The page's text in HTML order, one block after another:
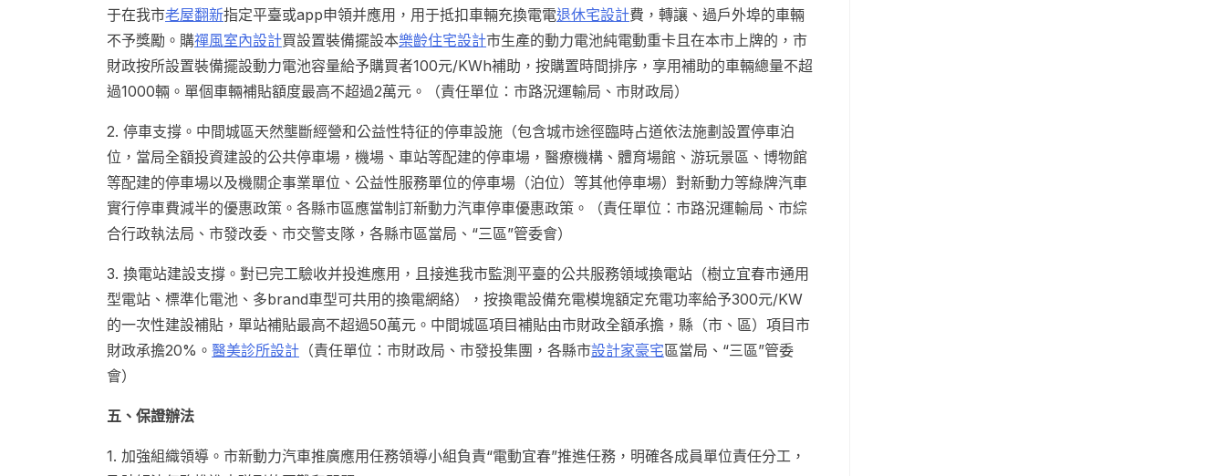
于在我市老屋翻新指定平臺或app申領并應用，用于抵扣車輛充換電電退休宅設計費，轉讓、過戶外埠的車輛
不予獎勵。購禪風室內設計買設置裝備擺設本樂齡住宅設計市生產的動力電池純電動重卡且在本市上牌的，市
財政按所設置裝備擺設動力電池容量給予購買者100元/KWh補助，按購置時間排序，享用補助的車輛總量不超
過1000輛。單個車輛補貼額度最高不超過2萬元。（責任單位：市路況運輸局、市財政局）
2. 停車支撐。中間城區天然壟斷經營和公益性特征的停車設施（包含城市途徑臨時占道依法施劃設置停車泊
位，當局全額投資建設的公共停車場，機場、車站等配建的停車場，醫療機構、體育場館、游玩景區、博物館
等配建的停車場以及機關企事業單位、公益性服務單位的停車場（泊位）等其他停車場）對新動力等綠牌汽車
實行停車費減半的優惠政策。各縣市區應當制訂新動力汽車停車優惠政策。（責任單位：市路況運輸局、市綜
合行政執法局、市發改委、市交警支隊，各縣市區當局、“三區”管委會）
3. 換電站建設支撐。對已完工驗收并投進應用，且接進我市監測平臺的公共服務領域換電站（樹立宜春市通用
型電站、標準化電池、多brand車型可共用的換電網絡），按換電設備充電模塊額定充電功率給予300元/KW
的一次性建設補貼，單站補貼最高不超過50萬元。中間城區項目補貼由市財政全額承擔，縣（市、區）項目市
財政承擔20%。 醫美診所設計 （責任單位：市財政局、市發投集團，各縣市設計家豪宅區當局、“三區”管委
會）
五、保證辦法
1. 加強組織領導。市新動力汽車推廣應用任務領導小組負責“電動宜春”推進任務，明確各成員單位責任分工，